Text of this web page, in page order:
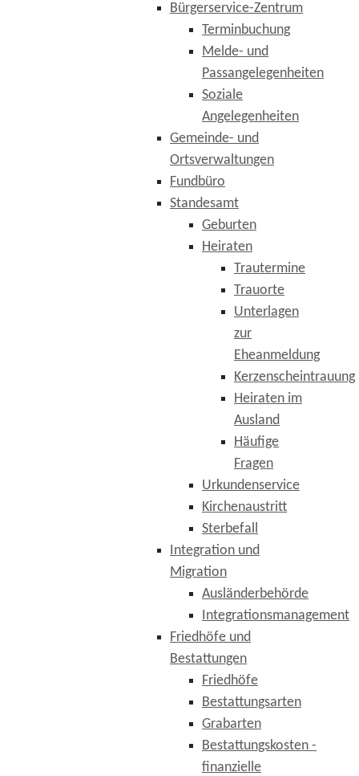
Bürgerservice-Zentrum
Terminbuchung
Melde- und
Passangelegenheiten
Soziale
Angelegenheiten
Gemeinde- und
Ortsverwaltungen
Fundbüro
Standesamt
Geburten
Heiraten
Trautermine
Trauorte
Unterlagen
zur
Eheanmeldung
Kerzenscheintrauung
Heiraten im
Ausland
Häufige
Fragen
Urkundenservice
Kirchenaustritt
Sterbefall
Integration und
Migration
Ausländerbehörde
Integrationsmanagement
Friedhöfe und
Bestattungen
Friedhöfe
Bestattungsarten
Grabarten
Bestattungskosten -
finanzielle